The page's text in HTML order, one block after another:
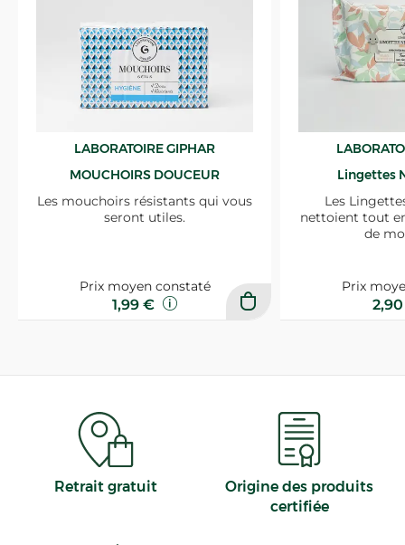
LABORATOIRE GIPHAR
MOUCHOIRS DOUCEUR
Les mouchoirs résistants qui vous
seront utiles.
Prix moyen constaté
1,99 €
Lingettes
Les
nettoient tout
de
Prix
Retrait gratuit
Origine des produits
certifiée